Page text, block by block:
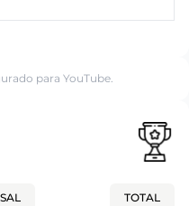
para YouTube.
TOTAL